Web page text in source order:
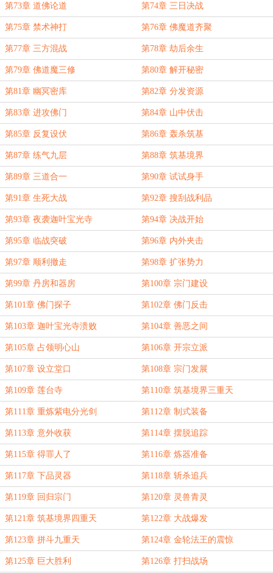
第73章 道佛论道 第74章 三日决战
第75章 禁术神打 第76章 佛魔道齐聚
第77章 三方混战 第78章 劫后余生
第79章 佛道魔三修 第80章 解开秘密
第81章 幽冥密库 第82章 分发资源
第83章 进攻佛门 第84章 山中伏击
第85章 反复设伏 第86章 轰杀筑基
第87章 练气九层 第88章 筑基境界
第89章 三道合一 第90章 试试身手
第91章 生死大战 第92章 搜刮战利品
第93章 夜袭迦叶宝光寺 第94章 决战开始
第95章 临战突破 第96章 内外夹击
第97章 顺利撤走 第98章 扩张势力
第99章 丹房和器房 第100章 宗门建设
第101章 佛门探子 第102章 佛门反击
第103章 迦叶宝光寺溃败 第104章 善恶之间
第105章 占领明心山 第106章 开宗立派
第107章 设立堂口 第108章 宗门发展
第109章 莲台寺 第110章 筑基境界三重天
第111章 重炼紫电分光剑 第112章 制式装备
第113章 意外收获 第114章 摆脱追踪
第115章 得罪人了 第116章 炼器准备
第117章 下品灵器 第118章 斩杀追兵
第119章 回归宗门 第120章 灵兽青灵
第121章 筑基境界四重天 第122章 大战爆发
第123章 拼斗九重天 第124章 金轮法王的震惊
第125章 巨大胜利 第126章 打扫战场